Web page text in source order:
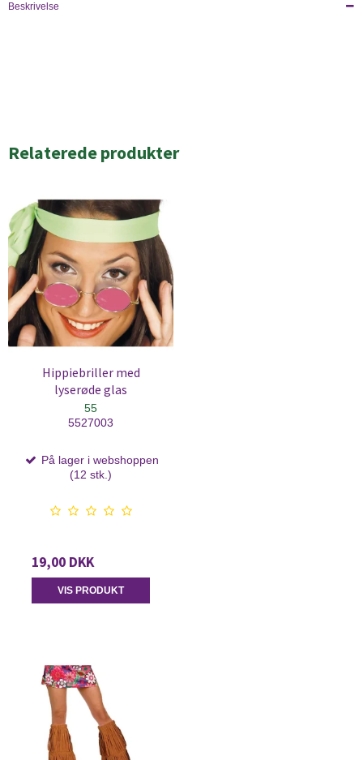
Beskrivelse
Relaterede produkter
Hippiebriller med
lyserøde glas
55
5527003
På lager i webshoppen
(12 stk.)
19,00 DKK
VIS PRODUKT